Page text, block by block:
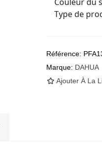
Type de
Référence:
Marque: DAHUA
Ajouter À La